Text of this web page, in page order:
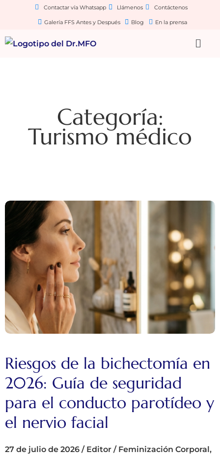
Contactar vía Whatsapp Llámenos Contáctenos
Galería FFS Antes y Después Blog En la prensa
Categoría:
Turismo médico
Riesgos de la bichectomía en
2026: Guía de seguridad
para el conducto parotídeo y
el nervio facial
27 de julio de 2026 / Editor / Feminización Corporal,